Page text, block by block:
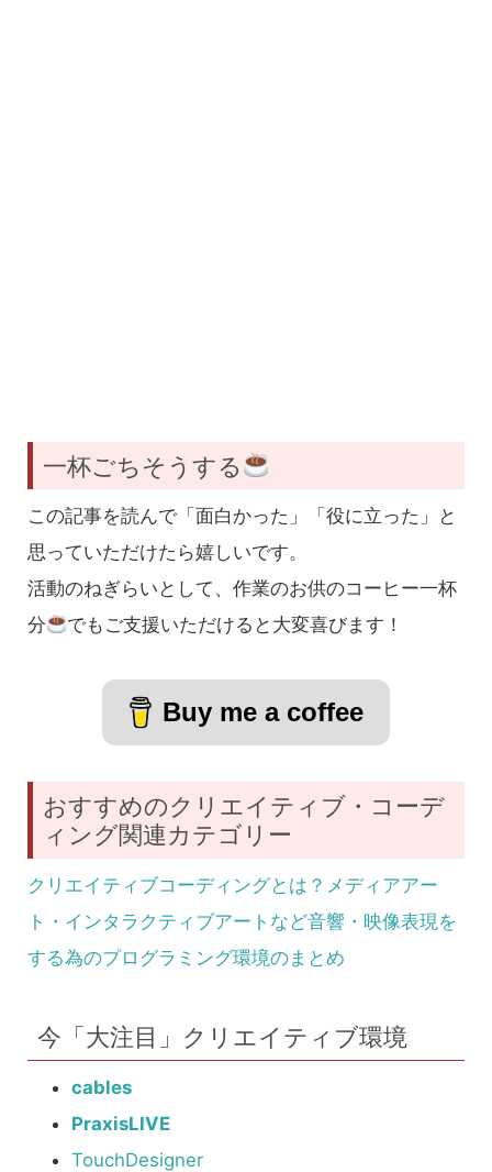
一杯ごちそうする
この記事を読んで「面白かった」「役に立った」と
思っていただけたら嬉しいです。
活動のねぎらいとして、作業のお供のコーヒー一杯
分
でもご支援いただけると大変喜びます！
Buy me a coffee
おすすめのクリエイティブ・コーデ
ィング関連カテゴリー
クリエイティブコーディングとは？メディアアー
ト・インタラクティブアートなど音響・映像表現を
する為のプログラミング環境のまとめ
今「大注目」クリエイティブ環境
cables
PraxisLIVE
TouchDesigner